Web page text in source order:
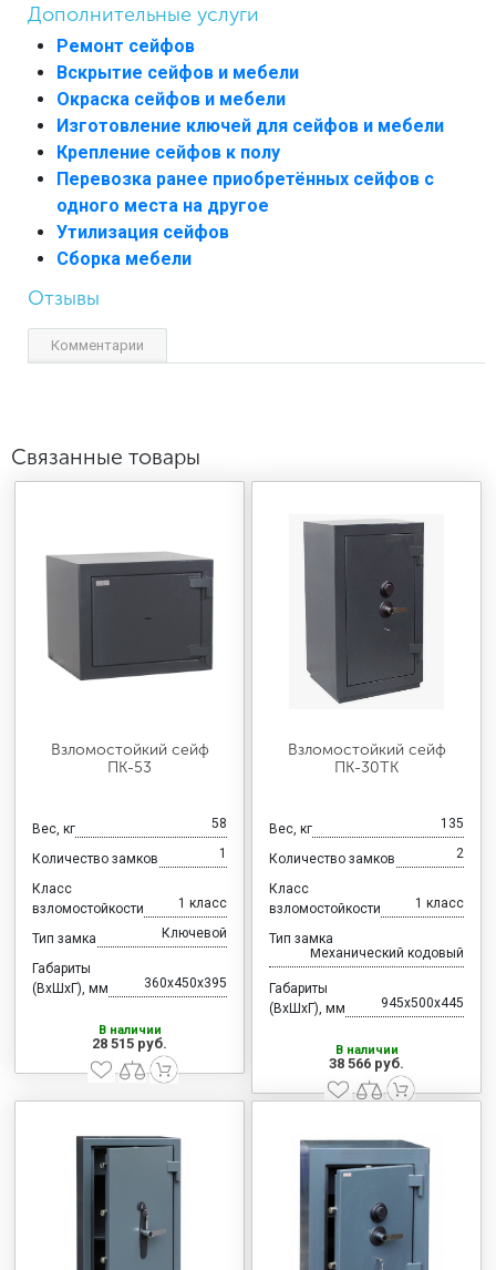
Дополнительные услуги
Ремонт сейфов
Вскрытие сейфов и мебели
Окраска сейфов и мебели
Изготовление ключей для сейфов и мебели
Крепление сейфов к полу
Перевозка ранее приобретённых сейфов с
одного места на другое
Утилизация сейфов
Сборка мебели
Отзывы
Комментарии
Связанные товары
Взломостойкий сейф
ПК-53
Вес, кг 58
Количество замков 1
Класс
взломостойкости
1 класс
Тип замка Ключевой
Габариты
(ВхШхГ), мм
360x450x395
В наличии
28 515 руб.
Взломостойкий сейф
ПК-30ТК
Вес, кг 135
Количество замков 2
Класс
взломостойкости
1 класс
Тип замка
Механический кодовый
Габариты
(ВхШхГ), мм
945x500x445
В наличии
38 566 руб.